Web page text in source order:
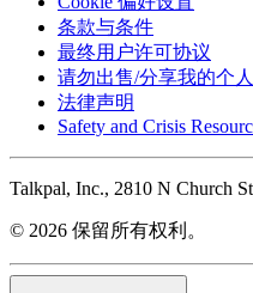
条款与条件
最终用户许可协议
请勿出售/分享我的个
法律声明
Safety and Crisis
Talkpal, Inc., 2810 N Church
© 2026 保留所有权利。